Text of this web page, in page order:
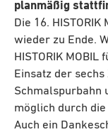
planmäßig
Die 16. HISTORIK
wieder zu Ende.
HISTORIK
Einsatz der
Schmalspurbahn
möglich durch
Auch ein